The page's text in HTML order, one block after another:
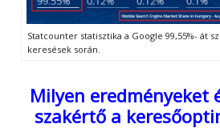
Statcounter statisztika a Google 99,55%- át
keresések során.
Milyen eredményeket
szakértő a